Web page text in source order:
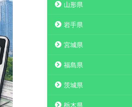
山形県
岩手県
宮城県
福島県
茨城県
栃木県